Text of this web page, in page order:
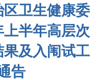
卫生健康委
上半年高层次
果及入闱试工
告